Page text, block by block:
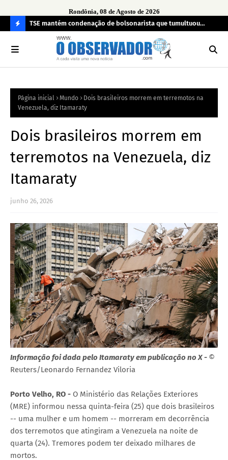
Rondônia, 08 de Agosto de 2026
O
R
TSE mantém condenação de bolsonarista que tumultuou
seção eleitoral em 2022
Página inicial Mundo
Dois brasileiros morrem em terremotos na
Venezuela, diz Itamaraty
Dois brasileiros morrem em
terremotos na Venezuela, diz
Itamaraty
junho 26, 2026
Informação foi dada pelo Itamaraty em publicação no X - ©
Reuters/Leonardo Fernandez Viloria
Porto Velho, RO - O Ministério das Relações Exteriores
(MRE) informou nessa quinta-feira (25) que dois brasileiros
-- uma mulher e um homem -- morreram em decorrência
dos terremotos que atingiram a Venezuela na noite de
quarta (24). Tremores podem ter deixado milhares de
mortos.